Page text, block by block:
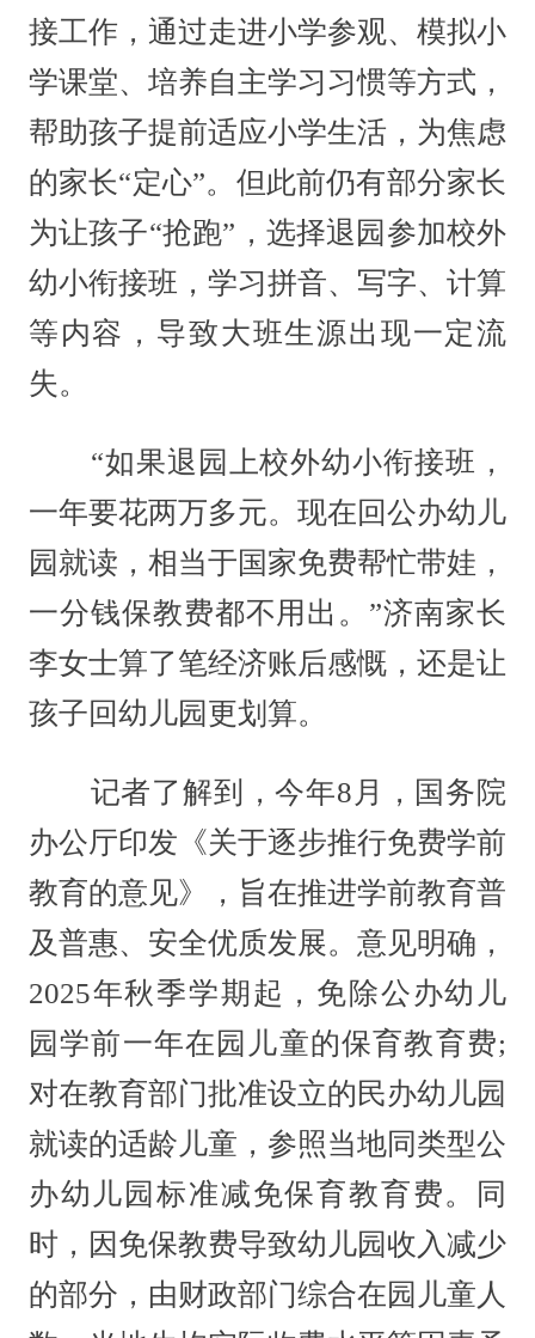
接工作，通过走进小学参观、模拟小
学课堂、培养自主学习习惯等方式，
帮助孩子提前适应小学生活，为焦虑
的家长“定心”。但此前仍有部分家长
为让孩子“抢跑”，选择退园参加校外
幼小衔接班，学习拼音、写字、计算
等内容，导致大班生源出现一定流
失。
“如果退园上校外幼小衔接班，
一年要花两万多元。现在回公办幼儿
园就读，相当于国家免费帮忙带娃，
一分钱保教费都不用出。”济南家长
李女士算了笔经济账后感慨，还是让
孩子回幼儿园更划算。
记者了解到，今年8月，国务院
办公厅印发《关于逐步推行免费学前
教育的意见》，旨在推进学前教育普
及普惠、安全优质发展。意见明确，
2025年秋季学期起，免除公办幼儿
园学前一年在园儿童的保育教育费;
对在教育部门批准设立的民办幼儿园
就读的适龄儿童，参照当地同类型公
办幼儿园标准减免保育教育费。同
时，因免保教费导致幼儿园收入减少
的部分，由财政部门综合在园儿童人